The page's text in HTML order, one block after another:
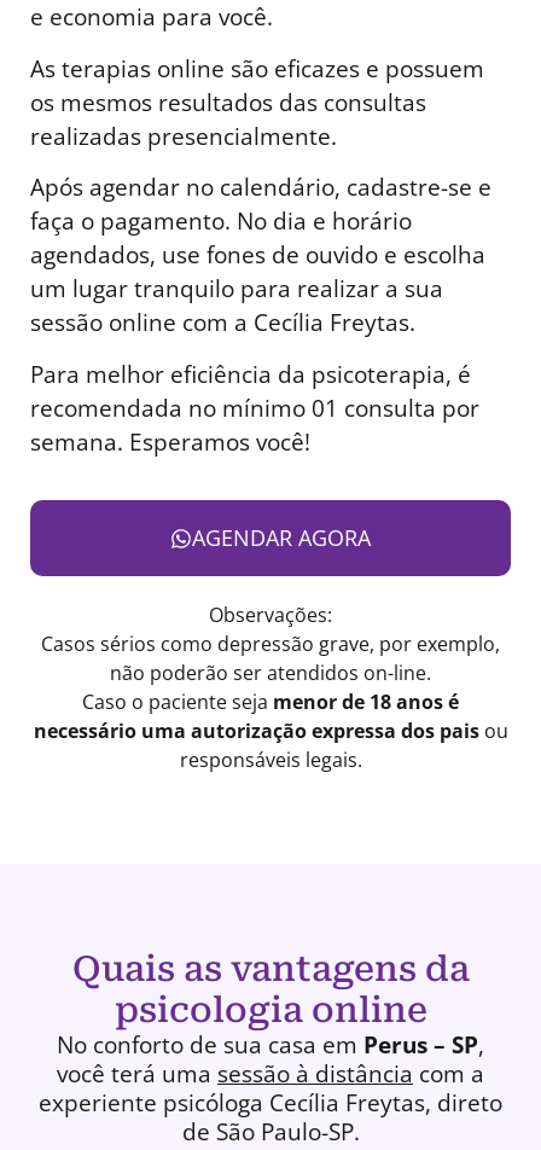
e economia para você.
As terapias online são eficazes e possuem
os mesmos resultados das consultas
realizadas presencialmente.
Após agendar no calendário, cadastre-se e
faça o pagamento. No dia e horário
agendados, use fones de ouvido e escolha
um lugar tranquilo para realizar a sua
sessão online com a Cecília Freytas.
Para melhor eficiência da psicoterapia, é
recomendada no mínimo 01 consulta por
semana. Esperamos você!
AGENDAR AGORA
Observações:
Casos sérios como depressão grave, por exemplo,
não poderão ser atendidos on-line.
Caso o paciente seja menor de 18 anos é
necessário uma autorização expressa dos paisou
responsáveis legais.
Quais as vantagens da
psicologia online
No conforto de sua casa em Perus – SP,
você terá uma sessão à distância com a
experiente psicóloga Cecília Freytas, direto
de São Paulo-SP.